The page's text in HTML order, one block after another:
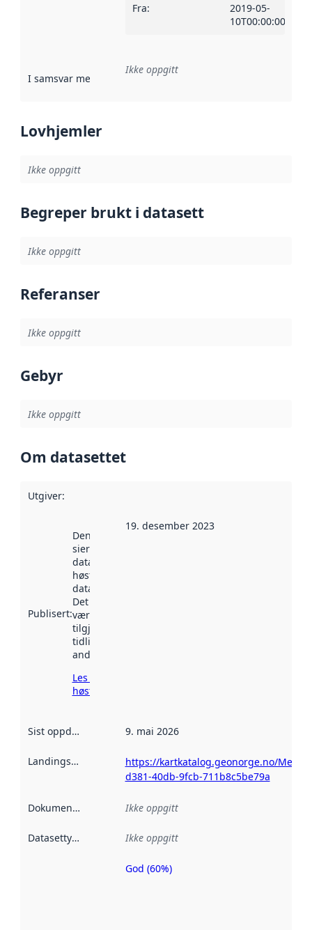
Fra:
2019-05-
10T00:00:00Z
I samsvar med Referanse til en implementasjonsregel
Ikke oppgitt
Lovhjemler
Ikke oppgitt
Begreper brukt i datasett
Ikke oppgitt
Referanser
Ikke oppgitt
Gebyr
Ikke oppgitt
Om datasettet
Utgiver:
Publisert:
Denne datoen
sier når
datasettet ble
høstet av
data.norge.no.
Det kan ha
vært
tilgjengelig
tidligere
andre steder.
Les mer om
høsting her
19. desember 2023
Sist oppdatert 9. mai 2026
Landingsside
https://kartkatalog.geonorge.no/
d381-40db-9fcb-711b8c5be79a
Dokumentasjon Ikke oppgitt
Datasettype Ikke oppgitt
Metadatakvalitet
God (60%)